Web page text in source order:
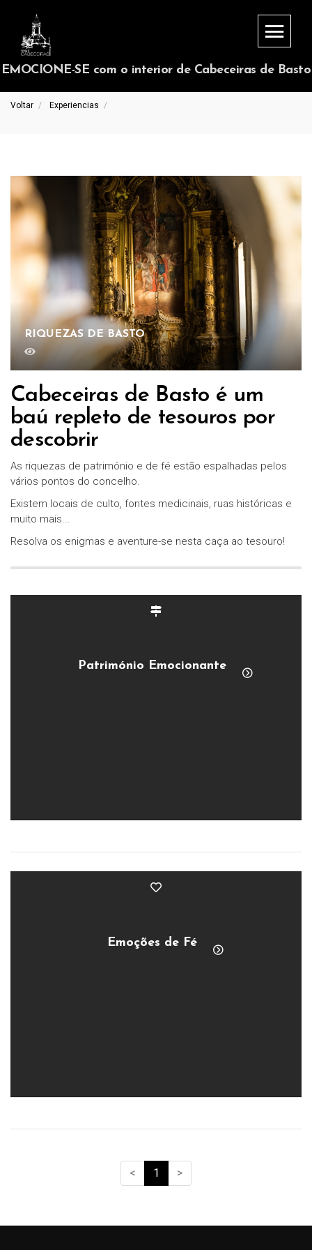
EMOCIONE-SE com o interior de Cabeceiras de Basto
Voltar Experiencias
RIQUEZAS DE BASTO
Cabeceiras de Basto é um
baú repleto de tesouros por
descobrir
As riquezas de património e de fé estão espalhadas pelos
vários pontos do concelho.
Existem locais de culto, fontes medicinais, ruas históricas e
muito mais...
Resolva os enigmas e aventure-se nesta caça ao tesouro!
Património Emocionante
Emoções de Fé
< 1 >